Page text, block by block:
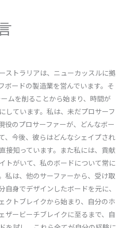
ストラリアは、ニューカッスルに拠
ボードの製造業を営んでいます。そ
ムを削ることから始まり、時間が
しています。私は、未だプロサーフ
役のプロサーファーが、どんなボー
、今後、彼らはどんなシェイプされ
接知っています。また私には、貢献
トがいて、私のボードについて常に
私は、他のサーファーから、受け取
自身でデザインしたボードを元に、
クトブレイクから始まり、自分のホ
ザービーチブレイクに至るまで、自